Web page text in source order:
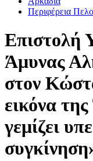
Περιφέρεια
Επιστολή
Άμυνας
στον
εικόνα
γεμίζει